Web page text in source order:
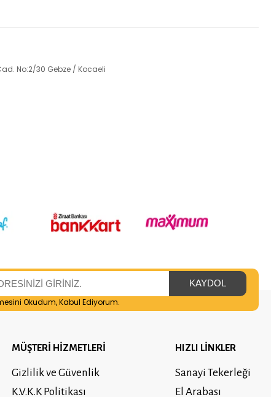
No:2/30 Gebze / Kocaeli
Okudum, Kabul Ediyorum.
MÜŞTERİ HİZMETLERİ
Gizlilik ve Güvenlik
K.V.K.K Politikası
HIZLI LİNKLER
Sanayi Tekerleği
El Arabası